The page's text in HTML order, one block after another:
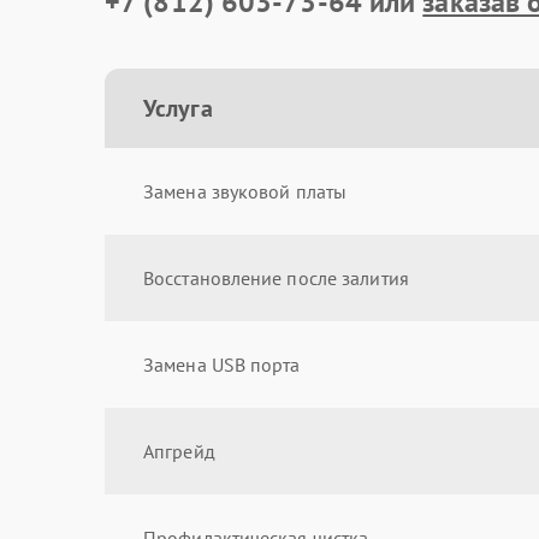
Услуга
Замена звуковой платы
Восстановление после залития
Замена USB порта
Апгрейд